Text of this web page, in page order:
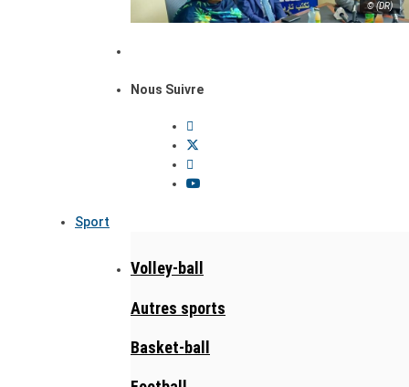
© (DR)
Nous Suivre
Sport
Volley-ball
Autres sports
Basket-ball